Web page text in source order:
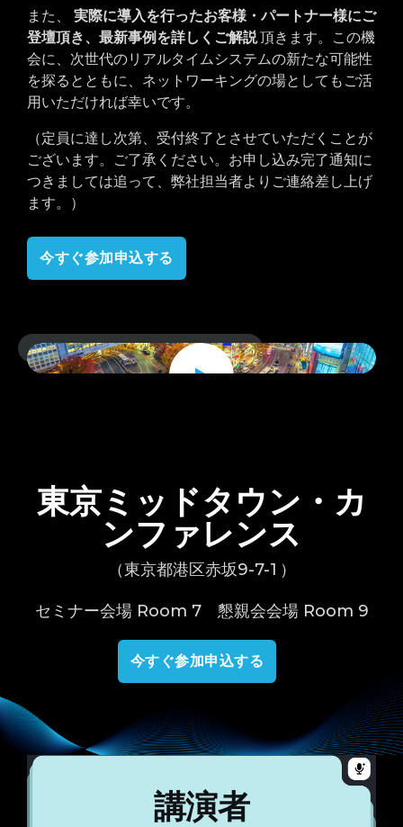
また、 実際に導⼊を⾏ったお客様・パートナー様にご
登壇頂き、最新事例を詳しくご解説頂きます。この機
会に、次世代のリアルタイムシステムの新たな可能性
を探るとともに、ネットワーキングの場としてもご活
⽤いただければ幸いです。
（定員に達し次第、受付終了とさせていただくことが
ございます。ご了承ください。お申し込み完了通知に
つきましては追って、弊社担当者よりご連絡差し上げ
ます。）
今すぐ参加申込する
Watch
Video
東京ミッドタウン・カ
ンファレンス
（東京都港区赤坂9-7-1 ）
セミナー会場 Room 7 懇親会会場 Room 9
今すぐ参加申込する
講演者